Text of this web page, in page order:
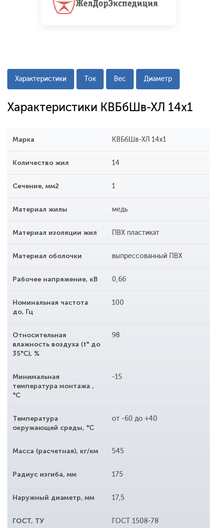
Характеристики Ток Вес Диаметр
Характеристики КВБбШв-ХЛ 14х1
Марка КВБбШв-ХЛ 14х1
Количество жил 14
Сечение, мм2 1
Материал жилы медь
Материал изоляции жил ПВХ пластикат
Материал оболочки выпрессованный ПВХ
Рабочее напряжение, кВ 0,66
Номинальная частота
до, Гц
100
Относительная
влажность воздуха (t° до
35°С), %
98
Минимальная
температура монтажа ,
°С
-15
Температура
окружающей среды, °С
от -60 до +40
Масса (расчетная), кг/км 545
Радиус изгиба, мм 175
Наружный диаметр, мм 17,5
ГОСТ, ТУ ГОСТ 1508-78